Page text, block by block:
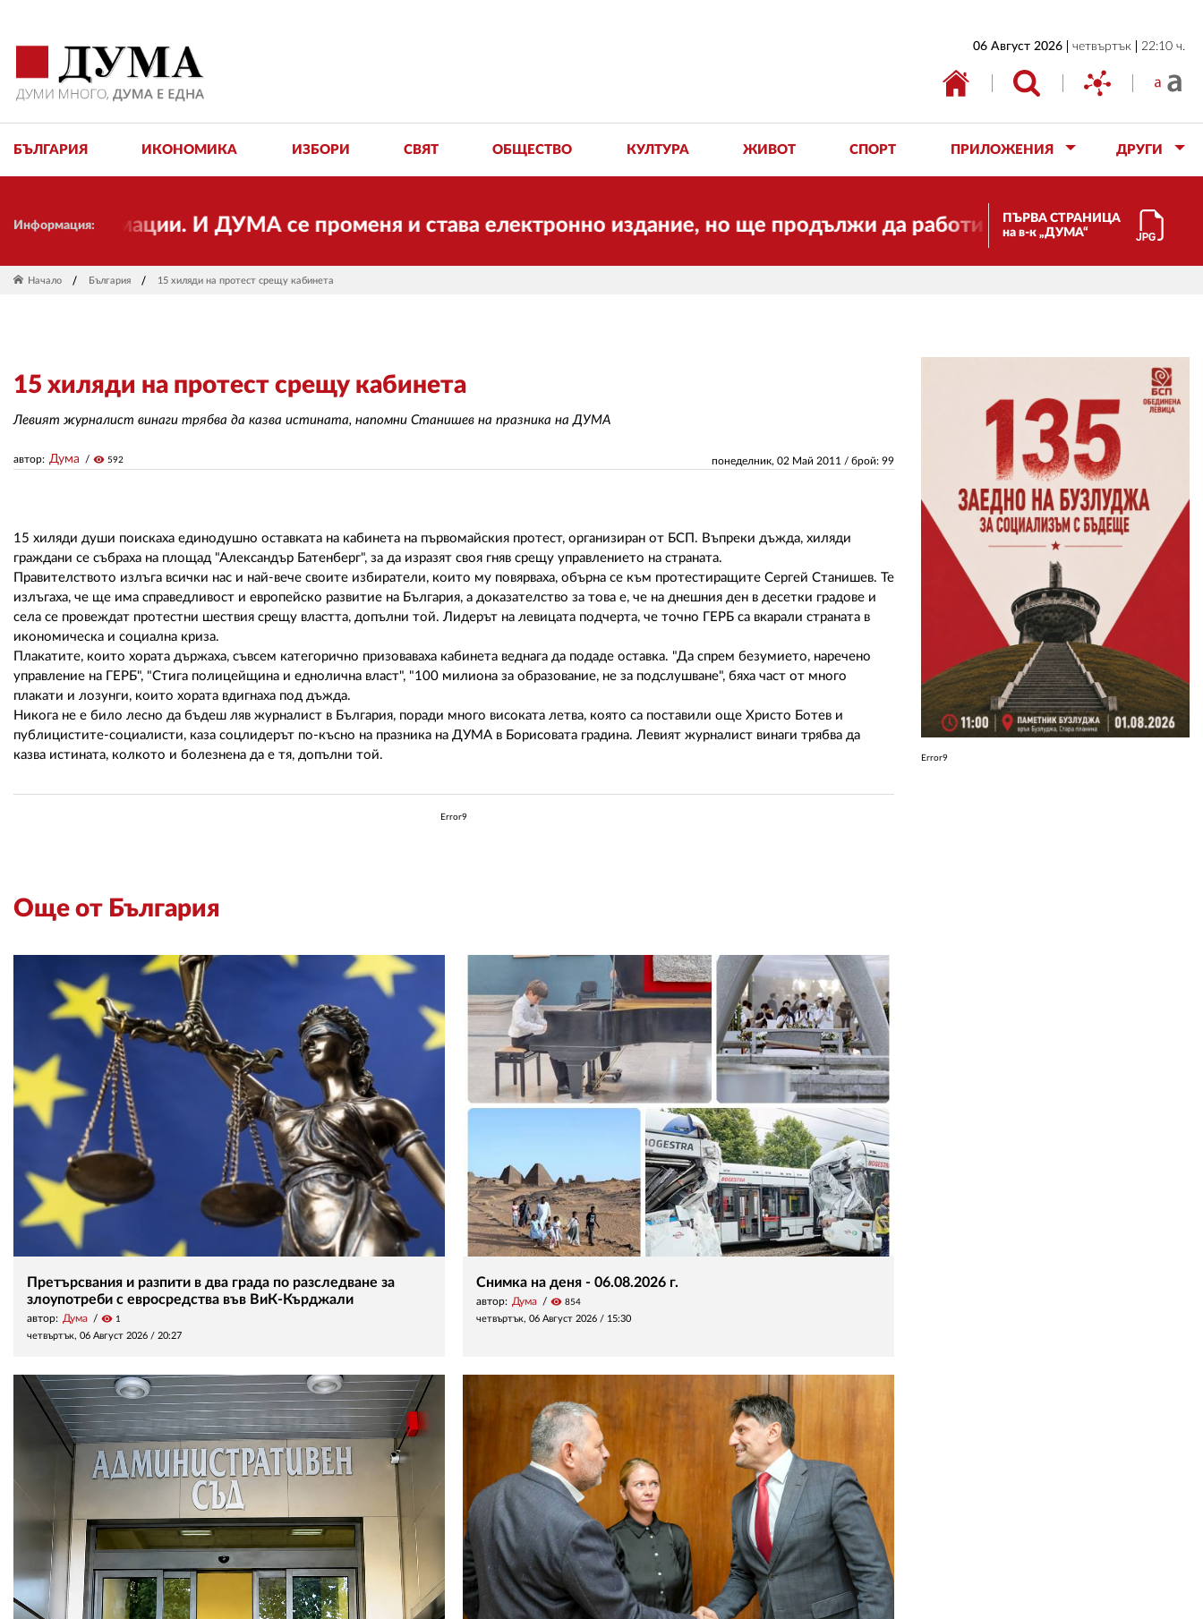
06 Август 2026 четвъртък 22:10 ч.
БЪЛГАРИЯ ИКОНОМИКА ИЗБОРИ СВЯТ ОБЩЕСТВО КУЛТУРА ЖИВОТ СПОРТ ПРИЛОЖЕНИЯ ДРУГИ
Информация: И ДУМА се променя и става електронно издание, но ще продължи да работи за вас и за свободата,
ПЪРВА СТРАНИЦА
на в-к „ДУМА“
Начало България 15 хиляди на протест срещу кабинета
15 хиляди на протест срещу кабинета
Левият журналист винаги трябва да казва истината, напомни Станишев на празника на ДУМА
понеделник, 02 Май 2011 / брой: 99
автор: Дума visibility 592
15 хиляди души поискаха единодушно оставката на кабинета на първомайския протест, организиран от БСП. Въпреки дъжда, хиляди
граждани се събраха на площад "Александър Батенберг", за да изразят своя гняв срещу управлението на страната.
Правителството излъга всички нас и най-вече своите избиратели, които му повярваха, обърна се към протестиращите Сергей Станишев. Те
излъгаха, че ще има справедливост и европейско развитие на България, а доказателство за това е, че на днешния ден в десетки градове и
села се провеждат протестни шествия срещу властта, допълни той. Лидерът на левицата подчерта, че точно ГЕРБ са вкарали страната в
икономическа и социална криза.
Плакатите, които хората държаха, съвсем категорично призоваваха кабинета веднага да подаде оставка. "Да спрем безумието, наречено
управление на ГЕРБ", "Стига полицейщина и еднолична власт", "100 милиона за образование, не за подслушване", бяха част от много
плакати и лозунги, които хората вдигнаха под дъжда.
Никога не е било лесно да бъдеш ляв журналист в България, поради много високата летва, която са поставили още Христо Ботев и
публицистите-социалисти, каза соцлидерът по-късно на празника на ДУМА в Борисовата градина. Левият журналист винаги трябва да
казва истината, колкото и болезнена да е тя, допълни той.
Error9
Още от България
Претърсвания и разпити в два града по разследване за
злоупотреби с евросредства във ВиК-Кърджали
автор: Дума visibility 1
четвъртък, 06 Август 2026 / 20:27
Снимка на деня - 06.08.2026 г.
автор: Дума visibility 854
четвъртък, 06 Август 2026 / 15:30
Error9
ИКОНОМИКА
ОБЩЕСТВО
АВТОРИ
РЕДАКЦИЯ
РЕКЛАМА
АБОНАМЕНТ
УСЛОВИЯ ЗА ПОЛЗВАНЕ
ПОЛИТИКА ЗА БИСКВИТКИТЕ
ПОЛИТИКАТА ЗА